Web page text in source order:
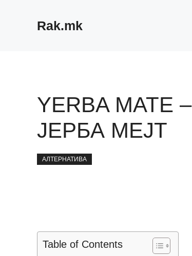
Rak.mk
YERBA MATE –
ЈЕРБА МЕЈТ
АЛТЕРНАТИВА
Table of Contents